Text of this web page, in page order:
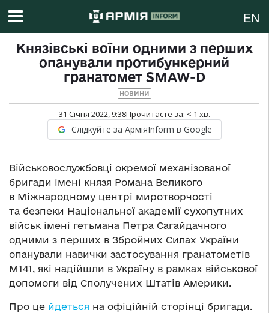
EN
Князівські воїни одними з перших
опанували протибункерний
гранатомет SMAW-D
НОВИНИ
31 Січня 2022, 9:38Прочитаєте за: < 1 хв.
Слідкуйте за АрміяInform в Google
Військовослужбовці окремої механізованої
бригади імені князя Романа Великого
в Міжнародному центрі миротворчості
та безпеки Національної академії сухопутних
військ імені гетьмана Петра Сагайдачного
одними з перших в Збройних Силах України
опанували навички застосування гранатометів
М141, які надійшли в Україну в рамках військової
допомоги від Сполучених Штатів Америки.
Про це йдеться на офіційній сторінці бригади.